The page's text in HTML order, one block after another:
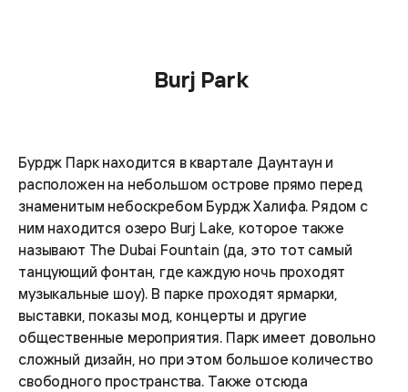
Burj Park
Бурдж Парк находится в квартале Даунтаун и
расположен на небольшом острове прямо перед
знаменитым небоскребом Бурдж Халифа. Рядом с
ним находится озеро Burj Lake, которое также
называют The Dubai Fountain (да, это тот самый
танцующий фонтан, где каждую ночь проходят
музыкальные шоу). В парке проходят ярмарки,
выставки, показы мод, концерты и другие
общественные мероприятия. Парк имеет довольно
сложный дизайн, но при этом большое количество
свободного пространства. Также отсюда